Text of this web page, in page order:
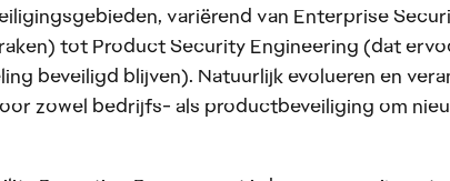
variërend van Enterprise
tot Product Security Engineering (dat
beveiligd blijven). Natuurlijk evolueren en
zowel bedrijfs- als productbeveiliging om